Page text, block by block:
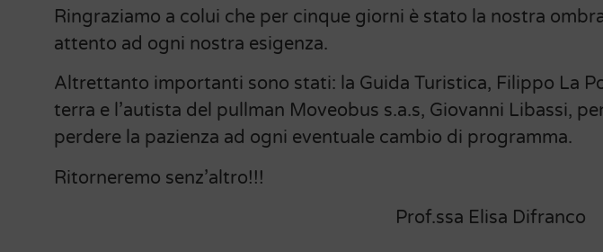
Ringraziamo a colui che per cinque giorni è stato la nostra
attento ad ogni nostra esigenza.
Altrettanto importanti sono stati: la Guida Turistica, Filippo La
terra e l’autista del pullman Moveobus s.a.s, Giovanni Libassi,
perdere la pazienza ad ogni eventuale cambio di programma.
Ritorneremo senz’altro!!!
Prof.ssa Elisa Difranco